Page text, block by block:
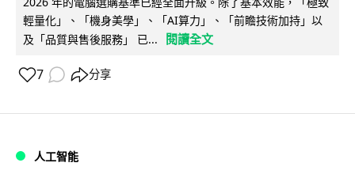
輕量化」、「機身美學」、「AI算力」、「前瞻技術加持」以
及「品質與售後服務」 已...
閱讀全文
7 分享
人工智能